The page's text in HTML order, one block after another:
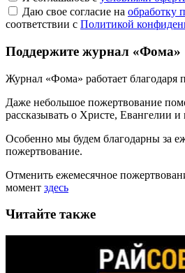
Даю свое согласие на обработку
соответствии с Политикой
Поддержите журнал «Фома»
Журнал «Фома» работает благодаря
Даже небольшое пожертвование
рассказывать о Христе, Евангелии и
Особенно мы будем благодарны за
пожертвование.
Отменить ежемесячное
момент здесь
Читайте также